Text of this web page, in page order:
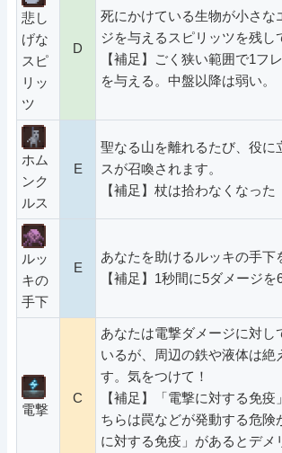
悲し
げな
スピ
リッ
ツ
D
死にかけている生物が小さな
ジを与えるスピリッツを残し
【補足】ごく狭い範囲で1フ
を与える。中盤以降は弱い。
ホム
ンク
ルス
E
聖なる山を離れるたび、役に
スが召喚されます。
【補足】杖は拾わなくなった
ルッ
キの
手下
E
あなたを助けるルッキの手下
【補足】1秒間に5ダメージを
電撃
C
あなたは電撃ダメージに対し
いるが、周辺の鉄や液体は絶
す。気をつけて！
【補足】「電撃に対する免疫
ちらは罠などが発動する危険
に対する免疫」があるとデメ